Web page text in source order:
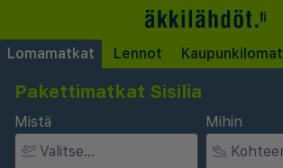
Lomamatkat Lennot Kaupunkilomat
Pakettimatkat Sisilia
Mistä Mihin